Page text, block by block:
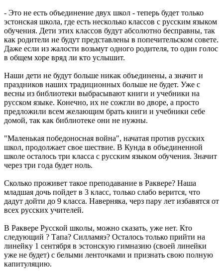
- Это не есть объединение двух школ - теперь будет только
эстонская школа, где есть несколько классов с русским языком
обучения. Дети этих классов будут абсолютно бесправны, так
как родители не будут представлены в попечительском совете.
Даже если из жалости возьмут одного родителя, то один голос
в общем хоре вряд ли кто услышит.
Наши дети не будут больше никак объединены, а значит и
праздников наших традиционных больше не будет. Уже с
весны из библиотеки выбрасывают книги и учебники на
русском языке. Конечно, их не сожгли во дворе, а просто
предложили всем желающим брать книги и учебники себе
домой, так как библиотеке они не нужны.
"Маленькая победоносная война", начатая против русских
школ, продолжает свое шествие. В Кунда в объединенной
школе осталось три класса с русским языком обучения. Значит
через три года будет ноль.
Сколько проживет такое преподавание в Раквере? Наша
младшая дочь пойдет в 3 класс, только слабо верится, что
дадут дойти до 9 класса. Наверняка, черз пару лет избавятся от
всех русских учителей.
В Раквере Русской школы, можно сказать, уже нет. Кто
следующий ? Тапа? Силламяэ? Осталось только прийти на
линейку 1 сентября в эстонскую гимназию (своей линейки
уже не будет) с белыми ленточками и признать свою полную
капитуляцию.